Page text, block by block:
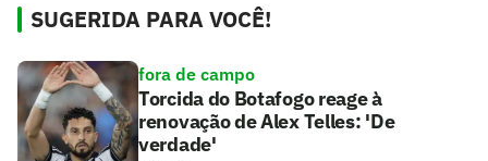
SUGERIDA PARA VOCÊ!
fora de campo
Torcida do Botafogo reage à
renovação de Alex Telles: 'De
verdade'